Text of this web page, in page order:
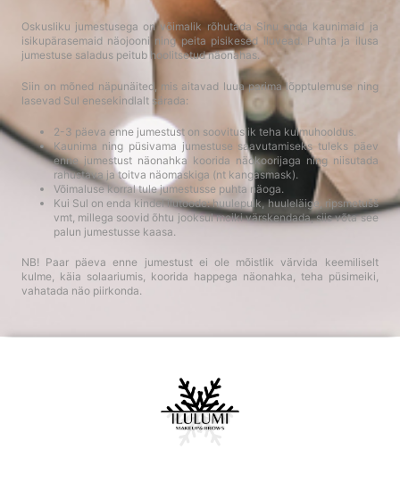
Oskusliku jumestusega on võimalik rõhutada Sinu enda kaunimaid ja
isikupärasemaid näojooni ning peita pisikesed iluvead. Puhta ja ilusa
jumestuse saladus peitub hoolitsetud näonahas.
Siin on mõned näpunäited, mis aitavad luua parima lõpptulemuse ning
lasevad Sul enesekindlalt särada:
2-3 päeva enne jumestust on soovituslik teha kulmuhooldus.
Kaunima ning püsivama jumestuse saavutamiseks tuleks päev
enne jumestust näonahka koorida näokoorijaga ning niisutada
rahustava ja toitva näomaskiga (nt kangasmask).
Võimaluse korral tule jumestusse puhta näoga.
Kui Sul on enda kindel ilutoode: huulepulk, huuleläige, ripsmetušš
vmt, millega soovid õhtu jooksul meiki värskendada, siis võta see
palun jumestusse kaasa.
NB! Paar päeva enne jumestust ei ole mõistlik värvida keemiliselt
kulme, käia solaariumis, koorida happega näonahka, teha püsimeiki,
vahatada näo piirkonda.